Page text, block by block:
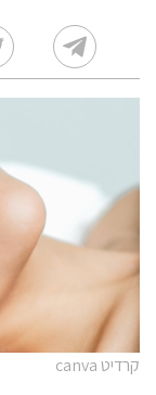
קרדיט canva